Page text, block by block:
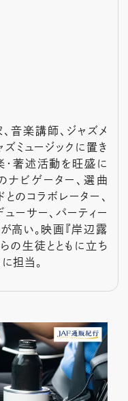
音楽講師、ジャズメ
ミュージックに置き
・著述活動を旺盛に
ナビゲーター、選曲
のコラボレーター、
ーサー、パーティー
高い。映画『岸辺露
の生徒とともに立ち
担当。